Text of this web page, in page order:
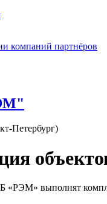
компаний партнёров
Петербург)
выполнят